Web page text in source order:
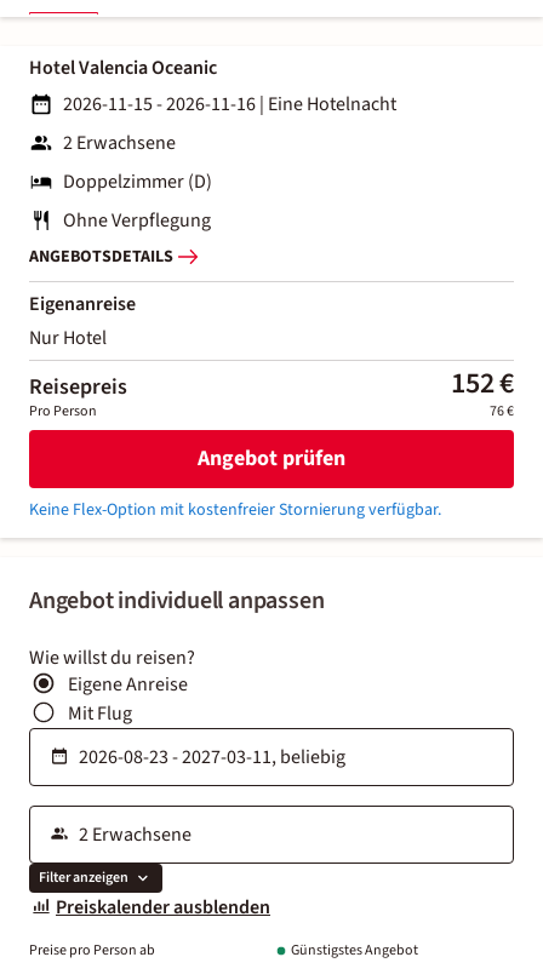
Angebot individuell anpassen
Wie willst du reisen?
Eigene Anreise
Mit Flug
Filter anzeigen
Preiskalender ausblenden
Preise pro Person ab Günstigstes Angebot
Hotel Valencia Oceanic
2026-11-15 - 2026-11-16| Eine Hotelnacht
2 Erwachsene
Doppelzimmer (D)
Ohne Verpflegung
ANGEBOTSDETAILS
Eigenanreise
Nur Hotel
Reisepreis 152 €
Pro Person 76 €
Angebot prüfen
Keine Flex-Option mit kostenfreier Stornierung verfügbar.